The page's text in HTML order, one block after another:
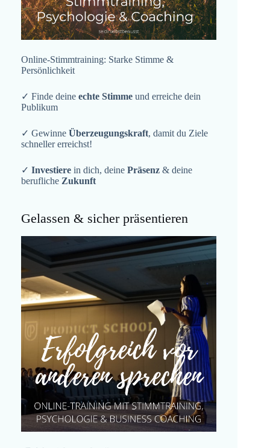
Online-Stimmtraining: Starke Stimme &
Persönlichkeit
✓ Finde deine echte Stimme und erreiche dein
Publikum
✓ Gewinne Überzeugungskraft, damit du Ziele
schneller erreichst!
✓ Investiere in dich, deine Präsenz & deine
berufliche Zukunft
Gelassen & sicher präsentieren